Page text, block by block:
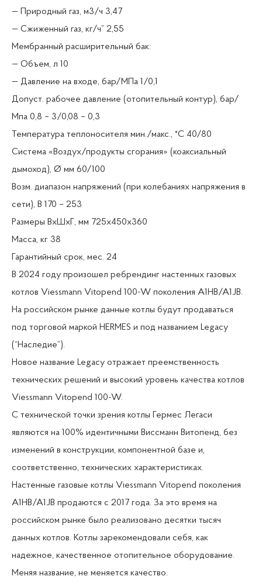
— Природный газ, м3/ч 3,47
— Сжиженный газ, кг/ч” 2,55
Мембранный расширительный бак:
— Объем, л 10
— Давление на входе, бар/МПа 1/0,1
Допуст. рабочее давление (отопительный контур), бар/
Мпа 0,8 – 3/0,08 – 0,3
Температура теплоносителя мин./макс., °C 40/80
Система «Воздух/продукты сгорания» (коаксиальный
дымоход), Ø мм 60/100
Возм. диапазон напряжений (при колебаниях напряжения в
сети), В 170 – 253
Размеры ВхШхГ, мм 725х450х360
Масса, кг 38
Гарантийный срок, мес. 24
В 2024 году произошел ребрендинг настенных газовых
котлов Viessmann Vitopend 100-W поколения A1HB/A1JB.
На российском рынке данные котлы будут продаваться
под торговой маркой HERMES и под названием Legacy
(“Наследие”).
Новое название Legacy отражает преемственность
технических решений и высокий уровень качества котлов
Viessmann Vitopend 100-W.
С технической точки зрения котлы Гермес Легаси
являются на 100% идентичными Виссманн Витопенд, без
изменений в конструкции, компонентной базе и,
соответственно, технических характеристиках.
Настенные газовые котлы Viessmann Vitopend поколения
A1HB/A1JB продаются с 2017 года. За это время на
российском рынке было реализовано десятки тысяч
данных котлов. Котлы зарекомендовали себя, как
надежное, качественное отопительное оборудование.
Меняя название, не меняется качество.